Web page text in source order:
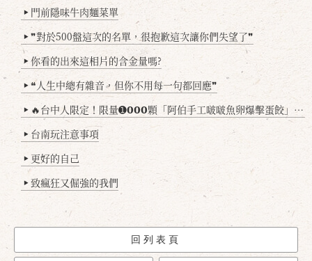
▶ 門前隱味牛肉麵菜單
▶ ❞對於500盤這次的名單，很抱歉這次讓你們失望了❞
▶ 你看的出來這相片的含金量嗎?
▶ ❝人生中總有雜音，但你不用每一句都回應❞
▶ 🔥台中人限定！限量➊𝟬𝟬𝟬顆「阿伯手工啵啵魚卵爆擊蛋餃」台北已被搶爆2萬顆，最後名額門前隱味只留給你！🥟💥
▶ 台南玩注意事項
▶ 更好的自己
▶ 致瘋狂又倔強的我們
回列表頁